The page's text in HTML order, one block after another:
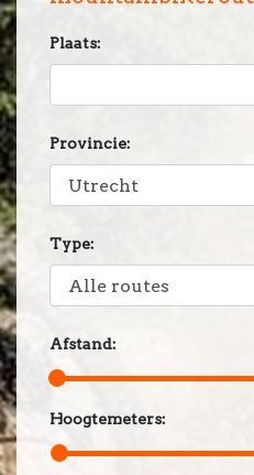
Plaats:
Provincie:
Type:
Afstand:
Hoogtemeters: